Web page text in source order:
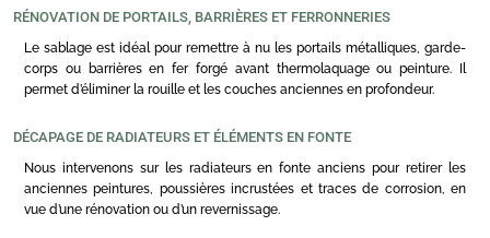
RÉNOVATION DE PORTAILS, BARRIÈRES ET FERRONNERIES
Le sablage est idéal pour remettre à nu les portails métalliques, garde-
corps ou barrières en fer forgé avant thermolaquage ou peinture. Il
permet d’éliminer la rouille et les couches anciennes en profondeur.
DÉCAPAGE DE RADIATEURS ET ÉLÉMENTS EN FONTE
Nous intervenons sur les radiateurs en fonte anciens pour retirer les
anciennes peintures, poussières incrustées et traces de corrosion, en
vue d’une rénovation ou d’un revernissage.